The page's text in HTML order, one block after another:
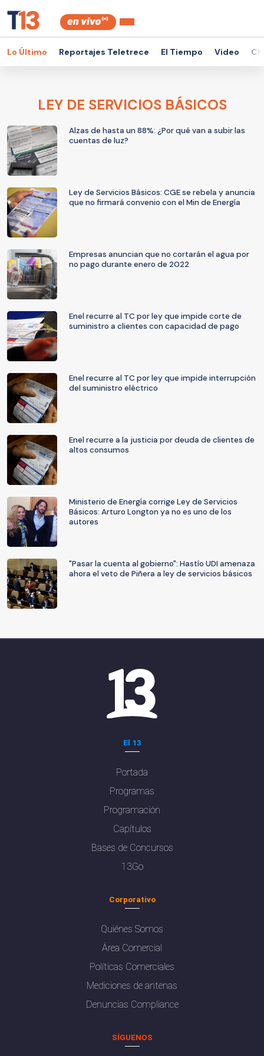
Lo Último Reportajes Teletrece El Tiempo Video
LEY DE SERVICIOS BÁSICOS
Alzas de hasta un 88%: ¿Por qué van a subir las
cuentas de luz?
Ley de Servicios Básicos: CGE se rebela y anuncia
que no firmará convenio con el Min de Energía
Empresas anuncian que no cortarán el agua por
no pago durante enero de 2022
Enel recurre al TC por ley que impide corte de
suministro a clientes con capacidad de pago
Enel recurre al TC por ley que impide interrupción
del suministro eléctrico
Enel recurre a la justicia por deuda de clientes de
altos consumos
Ministerio de Energía corrige Ley de Servicios
Básicos: Arturo Longton ya no es uno de los
autores
"Pasar la cuenta al gobierno": Hastío UDI amenaza
ahora el veto de Piñera a ley de servicios básicos
El 13
Portada
Programas
Programación
Capítulos
Bases de Concursos
13Go
Corporativo
Quiénes Somos
Área Comercial
Políticas Comerciales
Mediciones de antenas
Denuncias Compliance
SÍGUENOS